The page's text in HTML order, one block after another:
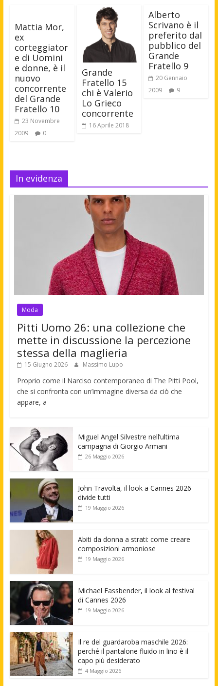
Mattia Mor,
ex
corteggiator
e di Uomini
e donne, è il
nuovo
concorrente
del Grande
Fratello 10
23 Novembre
2009
0
Grande
Fratello 15
chi è Valerio
Lo Grieco
concorrente
16 Aprile 2018
Alberto
Scrivano è il
preferito dal
pubblico del
Grande
Fratello 9
20 Gennaio
2009
9
In evidenza
Moda
Pitti Uomo 26: una collezione che
mette in discussione la percezione
stessa della maglieria
15 Giugno 2026 Massimo Lupo
Proprio come il Narciso contemporaneo di The Pitti Pool,
che si confronta con un’immagine diversa da ciò che
appare, a
Miguel Angel Silvestre nell’ultima
campagna di Giorgio Armani
26 Maggio 2026
John Travolta, il look a Cannes 2026
divide tutti
19 Maggio 2026
Abiti da donna a strati: come creare
composizioni armoniose
19 Maggio 2026
Michael Fassbender, il look al festival
di Cannes 2026
19 Maggio 2026
Il re del guardaroba maschile 2026:
perché il pantalone fluido in lino è il
capo più desiderato
4 Maggio 2026